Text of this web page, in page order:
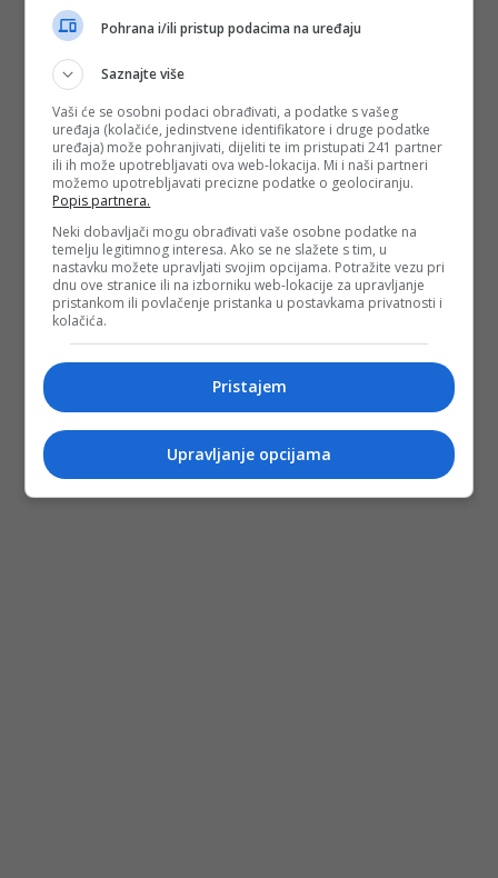
#dragan čović
#kolektivno
#hrvati u bih #pelješki most
Pohrana i/ili pristup podacima na uređaju
Saznajte više
Vaši će se osobni podaci obrađivati, a podatke s vašeg
uređaja (kolačiće, jedinstvene identifikatore i druge podatke
uređaja) može pohranjivati, dijeliti te im pristupati 241 partner
ili ih može upotrebljavati ova web-lokacija. Mi i naši partneri
možemo upotrebljavati precizne podatke o geolociranju.
Popis partnera.
Neki dobavljači mogu obrađivati vaše osobne podatke na
temelju legitimnog interesa. Ako se ne slažete s tim, u
nastavku možete upravljati svojim opcijama. Potražite vezu pri
dnu ove stranice ili na izborniku web-lokacije za upravljanje
pristankom ili povlačenje pristanka u postavkama privatnosti i
kolačića.
Pristajem
Upravljanje opcijama